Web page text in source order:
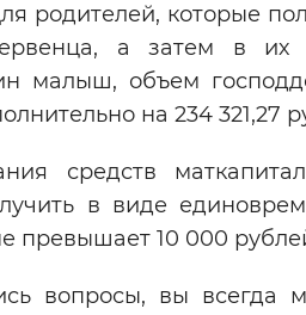
родителей, которые
а затем в их
малыш, объем
на 234 321,27
средств
в виде
превышает 10 000
вопросы, вы всегда